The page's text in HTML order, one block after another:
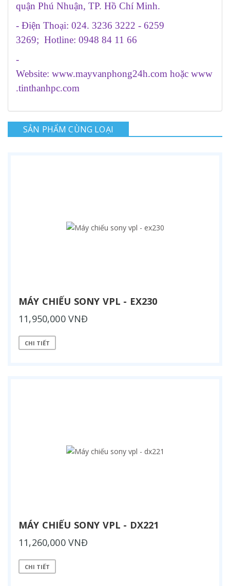
quận Phú Nhuận, TP. Hồ Chí Minh.
- Điện Thoại: 024. 3236 3222 - 6259
3269; Hotline: 0948 84 11 66
-
Website: www.mayvanphong24h.com hoặc www
.tinthanhpc.com
SẢN PHẨM CÙNG LOẠI
MÁY CHIẾU SONY VPL - EX230
11,950,000 VNĐ
CHI TIẾT
MÁY CHIẾU SONY VPL - DX221
11,260,000 VNĐ
CHI TIẾT